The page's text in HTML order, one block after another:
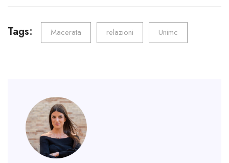
o
ok
tt
er
aile
n
ts
A
p
gr
a
m
Tags: Macerata relazioni Unimc